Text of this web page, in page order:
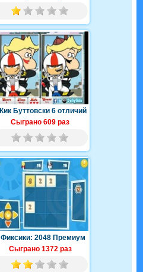
Кик Буттовски 6 отличий
Сыграно 609 раз
Фиксики: 2048 Премиум
Сыграно 1372 раз